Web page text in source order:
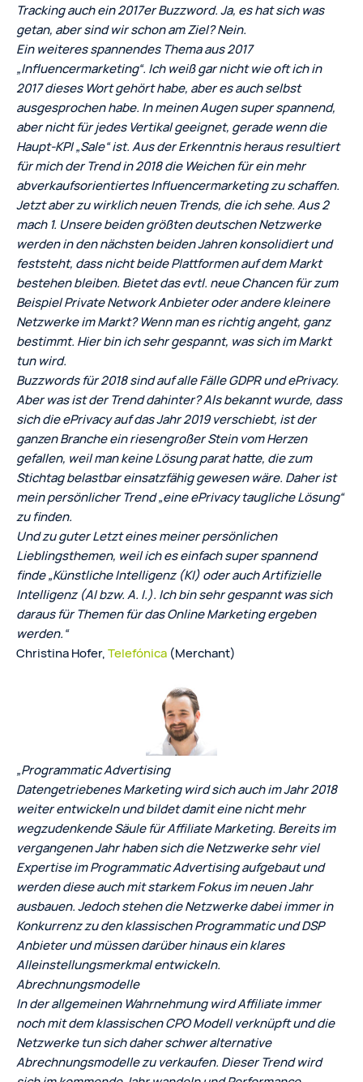
Tracking auch ein 2017er Buzzword. Ja, es hat sich was
getan, aber sind wir schon am Ziel? Nein.
Ein weiteres spannendes Thema aus 2017
„Influencermarketing“. Ich weiß gar nicht wie oft ich in
2017 dieses Wort gehört habe, aber es auch selbst
ausgesprochen habe. In meinen Augen super spannend,
aber nicht für jedes Vertikal geeignet, gerade wenn die
Haupt-KPI „Sale“ ist. Aus der Erkenntnis heraus resultiert
für mich der Trend in 2018 die Weichen für ein mehr
abverkaufsorientiertes Influencermarketing zu schaffen.
Jetzt aber zu wirklich neuen Trends, die ich sehe. Aus 2
mach 1. Unsere beiden größten deutschen Netzwerke
werden in den nächsten beiden Jahren konsolidiert und
feststeht, dass nicht beide Plattformen auf dem Markt
bestehen bleiben. Bietet das evtl. neue Chancen für zum
Beispiel Private Network Anbieter oder andere kleinere
Netzwerke im Markt? Wenn man es richtig angeht, ganz
bestimmt. Hier bin ich sehr gespannt, was sich im Markt
tun wird.
Buzzwords für 2018 sind auf alle Fälle GDPR und ePrivacy.
Aber was ist der Trend dahinter? Als bekannt wurde, dass
sich die ePrivacy auf das Jahr 2019 verschiebt, ist der
ganzen Branche ein riesengroßer Stein vom Herzen
gefallen, weil man keine Lösung parat hatte, die zum
Stichtag belastbar einsatzfähig gewesen wäre. Daher ist
mein persönlicher Trend „eine ePrivacy taugliche Lösung“
zu finden.
Und zu guter Letzt eines meiner persönlichen
Lieblingsthemen, weil ich es einfach super spannend
finde „Künstliche Intelligenz (KI) oder auch Artifizielle
Intelligenz (AI bzw. A. I.). Ich bin sehr gespannt was sich
daraus für Themen für das Online Marketing ergeben
werden.“
Christina Hofer,Telefónica (Merchant)
„Programmatic Advertising
Datengetriebenes Marketing wird sich auch im Jahr 2018
weiter entwickeln und bildet damit eine nicht mehr
wegzudenkende Säule für Affiliate Marketing. Bereits im
vergangenen Jahr haben sich die Netzwerke sehr viel
Expertise im Programmatic Advertising aufgebaut und
werden diese auch mit starkem Fokus im neuen Jahr
ausbauen. Jedoch stehen die Netzwerke dabei immer in
Konkurrenz zu den klassischen Programmatic und DSP
Anbieter und müssen darüber hinaus ein klares
Alleinstellungsmerkmal entwickeln.
Abrechnungsmodelle
In der allgemeinen Wahrnehmung wird Affiliate immer
noch mit dem klassischen CPO Modell verknüpft und die
Netzwerke tun sich daher schwer alternative
Abrechnungsmodelle zu verkaufen. Dieser Trend wird